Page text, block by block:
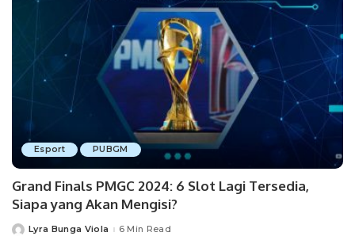
Esport PUBGM
Grand Finals PMGC 2024: 6 Slot Lagi Tersedia,
Siapa yang Akan Mengisi?
PostedLyra Bunga Viola 6 Min Read